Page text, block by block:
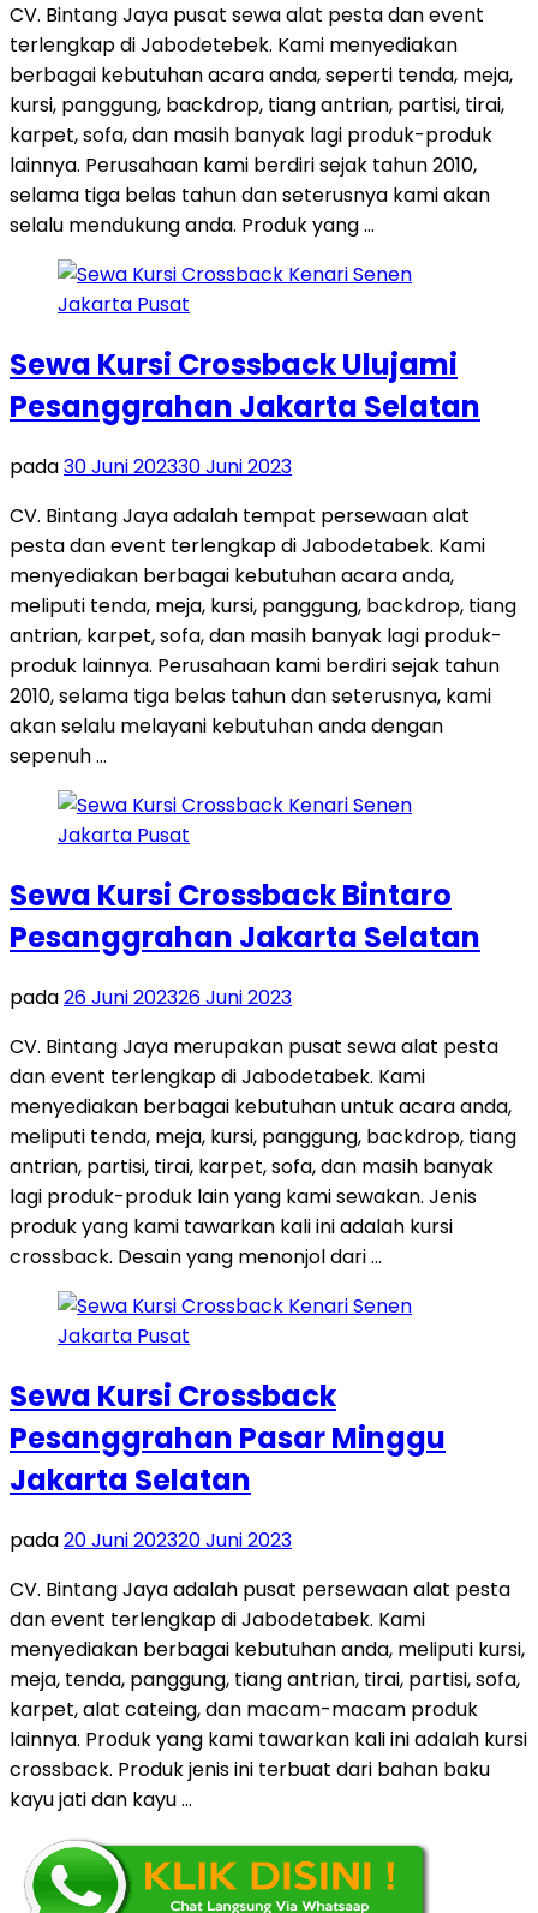
CV. Bintang Jaya pusat sewa alat pesta dan event
terlengkap di Jabodetebek. Kami menyediakan
berbagai kebutuhan acara anda, seperti tenda, meja,
kursi, panggung, backdrop, tiang antrian, partisi, tirai,
karpet, sofa, dan masih banyak lagi produk-produk
lainnya. Perusahaan kami berdiri sejak tahun 2010,
selama tiga belas tahun dan seterusnya kami akan
selalu mendukung anda. Produk yang …
Sewa Kursi Crossback Ulujami
Pesanggrahan Jakarta Selatan
pada30 Juni 202330 Juni 2023
CV. Bintang Jaya adalah tempat persewaan alat
pesta dan event terlengkap di Jabodetabek. Kami
menyediakan berbagai kebutuhan acara anda,
meliputi tenda, meja, kursi, panggung, backdrop, tiang
antrian, karpet, sofa, dan masih banyak lagi produk-
produk lainnya. Perusahaan kami berdiri sejak tahun
2010, selama tiga belas tahun dan seterusnya, kami
akan selalu melayani kebutuhan anda dengan
sepenuh …
Sewa Kursi Crossback Bintaro
Pesanggrahan Jakarta Selatan
pada26 Juni 202326 Juni 2023
CV. Bintang Jaya merupakan pusat sewa alat pesta
dan event terlengkap di Jabodetabek. Kami
menyediakan berbagai kebutuhan untuk acara anda,
meliputi tenda, meja, kursi, panggung, backdrop, tiang
antrian, partisi, tirai, karpet, sofa, dan masih banyak
lagi produk-produk lain yang kami sewakan. Jenis
produk yang kami tawarkan kali ini adalah kursi
crossback. Desain yang menonjol dari …
Sewa Kursi Crossback
Pesanggrahan Pasar Minggu
Jakarta Selatan
pada20 Juni 202320 Juni 2023
CV. Bintang Jaya adalah pusat persewaan alat pesta
dan event terlengkap di Jabodetabek. Kami
menyediakan berbagai kebutuhan anda, meliputi kursi,
meja, tenda, panggung, tiang antrian, tirai, partisi, sofa,
karpet, alat cateing, dan macam-macam produk
lainnya. Produk yang kami tawarkan kali ini adalah kursi
crossback. Produk jenis ini terbuat dari bahan baku
kayu jati dan kayu …